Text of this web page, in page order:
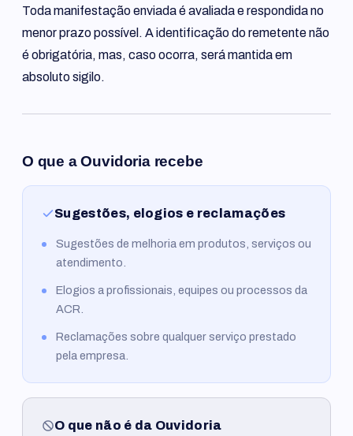
Toda manifestação enviada é avaliada e respondida no
menor prazo possível. A identificação do remetente não
é obrigatória, mas, caso ocorra, será mantida em
absoluto sigilo.
O que a Ouvidoria recebe
Sugestões, elogios e reclamações
Sugestões de melhoria em produtos, serviços ou
atendimento.
Elogios a profissionais, equipes ou processos da
ACR.
Reclamações sobre qualquer serviço prestado
pela empresa.
O que não é da Ouvidoria